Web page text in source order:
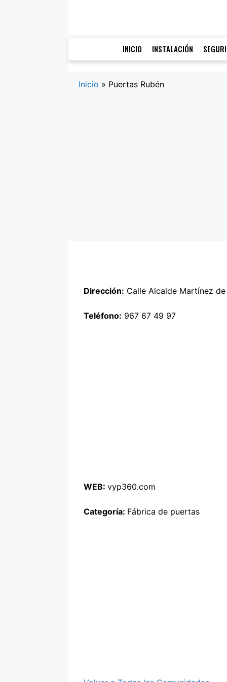
INICIO INSTALACIÓN
Inicio » Puertas Rubén
Dirección: Calle Alcalde Martínez
Teléfono: 967 67 49 97
WEB: vyp360.com
Categoría: Fábrica de puertas